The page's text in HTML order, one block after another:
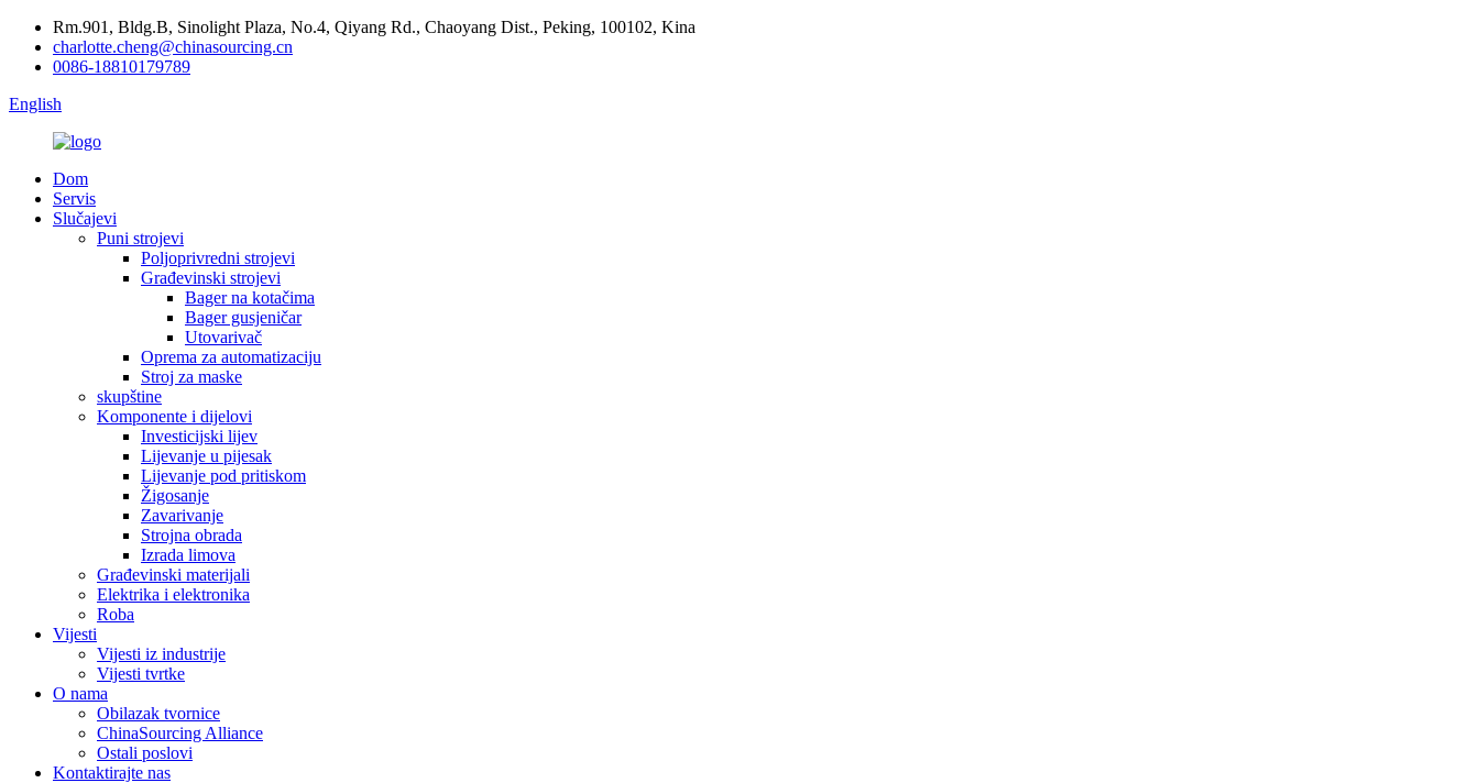
Rm.901, Bldg.B, Sinolight Plaza, No.4, Qiyang Rd., Chaoyang Dist., Peking, 100102, Kina
charlotte.cheng@chinasourcing.cn
0086-18810179789
English
Dom
Servis
Slučajevi
Puni strojevi
Poljoprivredni strojevi
Građevinski strojevi
Bager na kotačima
Bager gusjeničar
Utovarivač
Oprema za automatizaciju
Stroj za maske
skupštine
Komponente i dijelovi
Investicijski lijev
Lijevanje u pijesak
Lijevanje pod pritiskom
Žigosanje
Zavarivanje
Strojna obrada
Izrada limova
Građevinski materijali
Elektrika i elektronika
Roba
Vijesti
Vijesti iz industrije
Vijesti tvrtke
O nama
Obilazak tvornice
ChinaSourcing Alliance
Ostali poslovi
Kontaktirajte nas